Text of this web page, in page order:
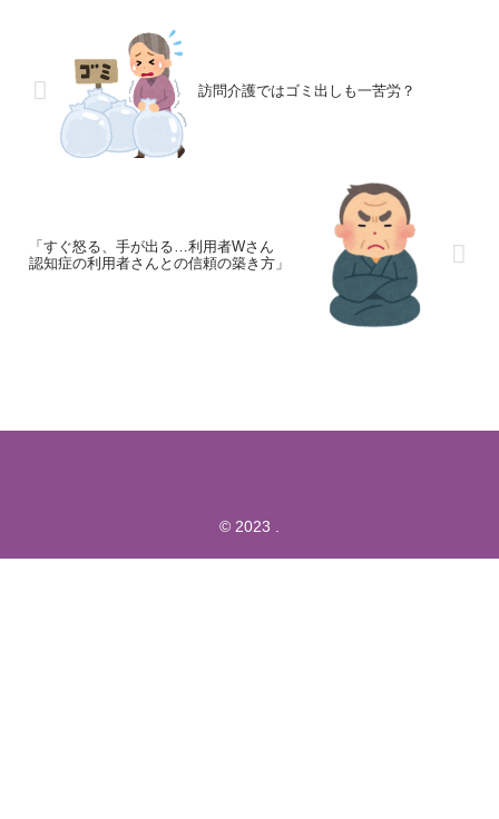
訪問介護ではゴミ出しも一苦労？
「すぐ怒る、手が出る…利用者Wさん
認知症の利用者さんとの信頼の築き方」
© 2023 .